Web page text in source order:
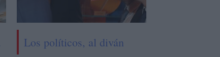
Los políticos, al diván